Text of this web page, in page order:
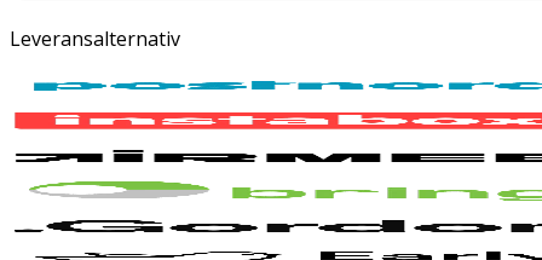
Leveransalternativ